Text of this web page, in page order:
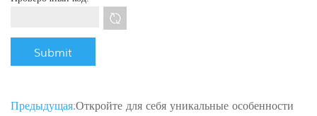
Предыдущая:Откройте для себя уникальные особенности